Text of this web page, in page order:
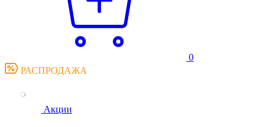
0
РАСПРОДАЖА
Акции